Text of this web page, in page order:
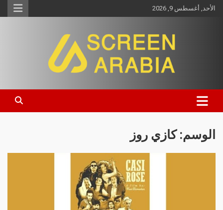
الأحد, أغسطس 9, 2026
Screen Arabia
الوسم:كازي روز